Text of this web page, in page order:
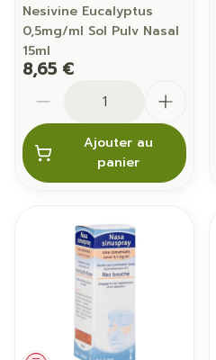
Nesivine Eucalyptus
0,5mg/ml Sol Pulv Nasal
15ml
8,65 €
Ajouter au
panier